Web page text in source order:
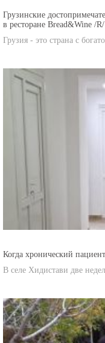
Грузинские
в ресторане Bread&Wine /R/
Грузия - это страна с
Когда хронический
В селе Хидистави две